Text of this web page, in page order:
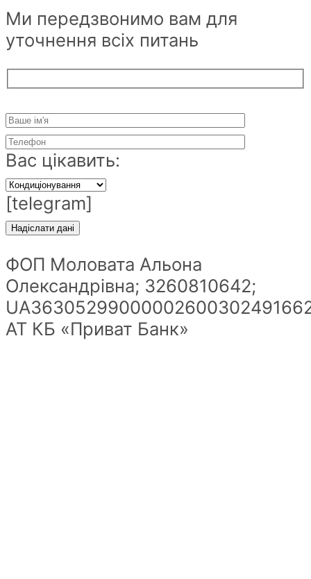
Ми передзвонимо вам для
уточнення всіх питань
Вас цікавить:
[telegram]
ФОП Моловата Альона
Олександрівна; 3260810642;
АТ КБ «Приват Банк»